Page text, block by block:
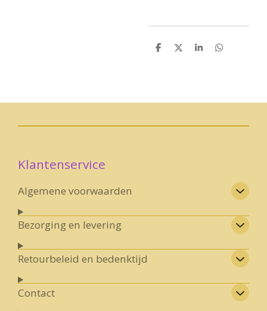
D
D
S
D
Klantenservice
Algemene voorwaarden
Bezorging en levering
Retourbeleid en bedenktijd
Contact